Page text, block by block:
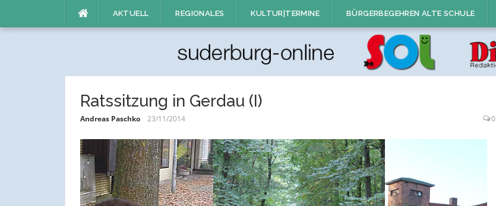
AKTUELL REGIONALES KULTUR|TERMINE BÜRGERBEGEHREN ALTE SCHULE
Ratssitzung in Gerdau (I)
Andreas Paschko 23/11/2014 0